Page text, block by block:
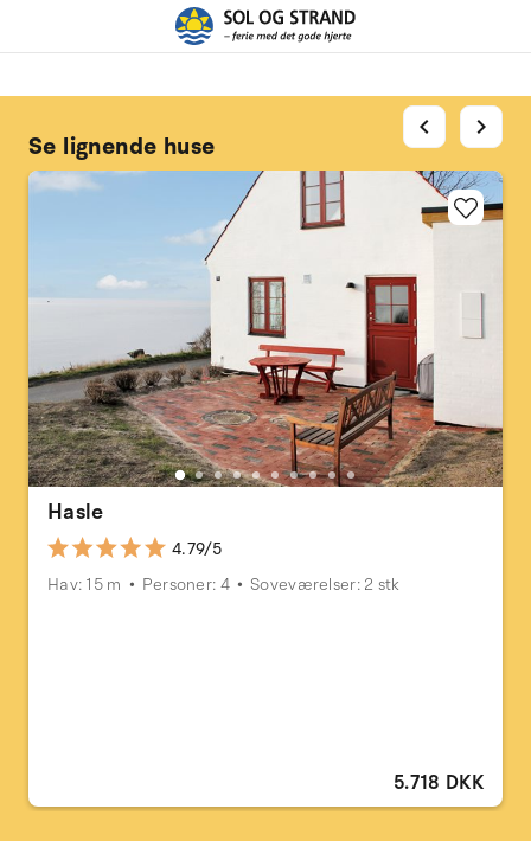
Se lignende huse
Hasle
4.79/5
Hav: 15 m
Personer: 4 Soveværelser: 2 stk
5.718 DKK
chevron_left chevron_right